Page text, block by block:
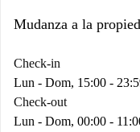
Mudanza a la
Check-in
Lun - Dom, 15:00 -
Check-out
Lun - Dom, 00:00 -